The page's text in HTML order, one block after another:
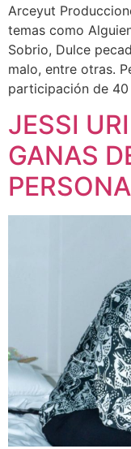
Arceyut
temas como
Sobrio, Dulce
malo, entre otras.
participación de
JESSI
GANAS